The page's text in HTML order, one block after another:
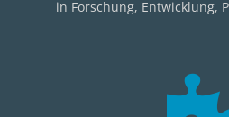
in Forschung, Entwicklung,